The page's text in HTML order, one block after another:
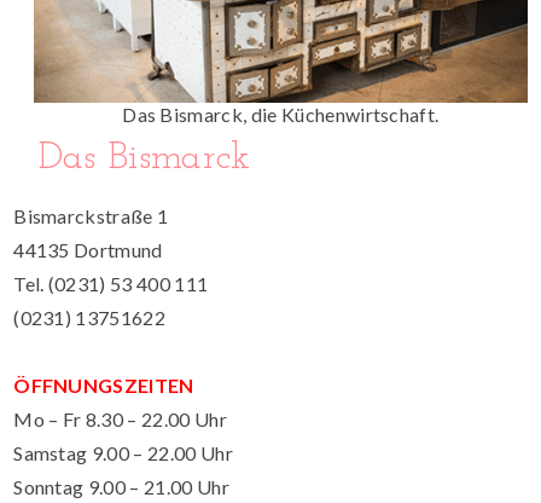
Das Bismarck, die Küchenwirtschaft.
Das Bismarck
Bismarckstraße 1
44135 Dortmund
Tel. (0231) 53 400 111
(0231) 13751622
ÖFFNUNGSZEITEN
Mo – Fr 8.30 – 22.00 Uhr
Samstag 9.00 – 22.00 Uhr
Sonntag 9.00 – 21.00 Uhr